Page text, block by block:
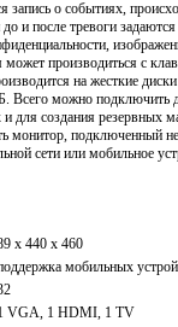
запись о событиях,
и после тревоги
производиться с
на жесткие
Всего можно подключить
и для создания
монитор, подключенный
сети или мобильное
x 440 x 460
мобильных
VGA, 1 HDMI, 1 TV